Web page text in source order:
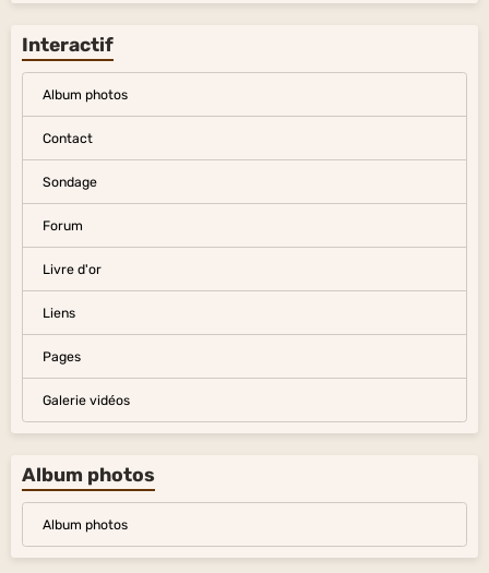
Interactif
Album photos
Contact
Sondage
Forum
Livre d'or
Liens
Pages
Galerie vidéos
Album photos
Album photos